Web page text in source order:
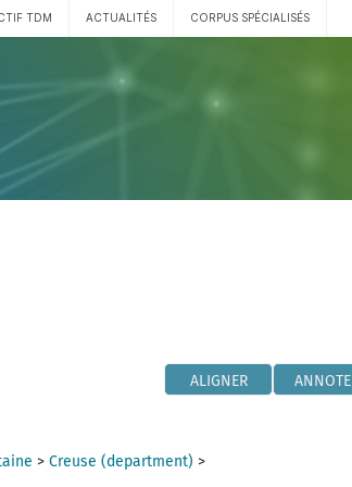
TDM ACTUALITÉS CORPUS SPÉCIALISÉS
ALIGNER
> Creuse (department) >